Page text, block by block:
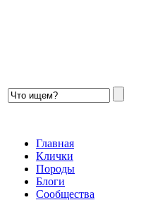
Главная
Клички
Породы
Блоги
Сообщества